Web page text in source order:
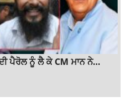
ਪੈਰੋਲ ਨੂੰ ਲੈ ਕੇ CM ਮਾਨ ਨੇ...